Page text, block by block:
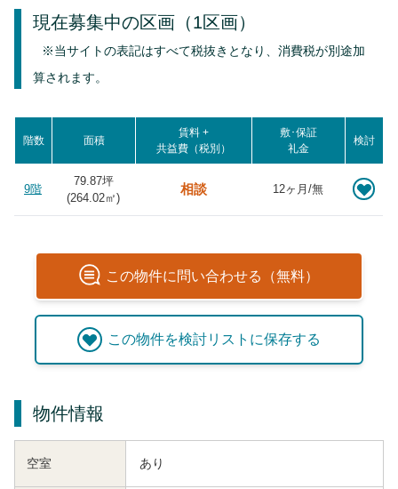
現在募集中の区画 （1区画）
※当サイトの表記はすべて税抜きとなり、消費税が別途加
算されます。
階数 面積
賃料 +
共益費（税別）
敷･保証
礼金
検討
9階
79.87坪
(264.02㎡)
相談 12ヶ月/無
この物件に問い合わせる（無料）
この物件を検討リストに保存する
物件情報
空室 あり